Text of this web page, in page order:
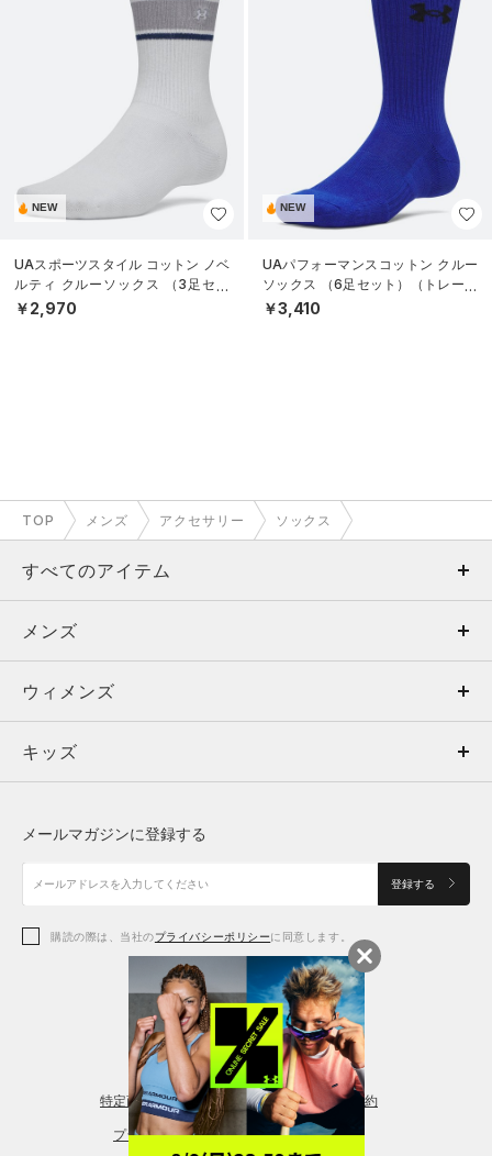
NEW
UAスポーツスタイル コットン ノベ
ルティ クルーソックス （3足セッ
ト）（トレーニング/UNISEX）
￥2,970
NEW
UAパフォーマンスコットン クルー
ソックス （6足セット）（トレーニ
ング/UNISEX）
￥3,410
TOP メンズ アクセサリー ソックス
すべてのアイテム
メンズ
ウィメンズ
キッズ
アクセサリー
メンズ
トップス
ボトムス
アクセサリー
ウィメンズ
トップス
シューズ
アクセサリー
レギンス＆タイツ
キッズ
シューズ
メールマガジンに登録する
登録する
購読の際は、当社のプライバシーポリシーに同意します。
特定商取引法に基づく通販の表記 会員規約
プライバシーポリシー